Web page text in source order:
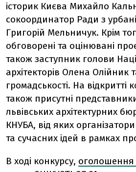
історик Києва Михайло
сокоординатор Ради з
Григорій Мельничук. Крім
обговорені та оцінювані
також заступник голови
архітекторів Олена Олійник
громадськості. На відкритті
також присутні
львівських архітектурних
КНУБА, від яких
та сучасних ідей в рамках
В ході конкурсу, оголошення